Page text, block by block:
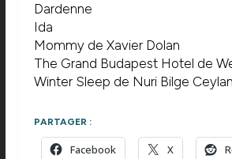
Dardenne
Ida
Mommy de Xavier Dolan
The Grand Budapest Hotel de
Winter Sleep de Nuri Bilge Ceylan
PARTAGER :
Facebook X